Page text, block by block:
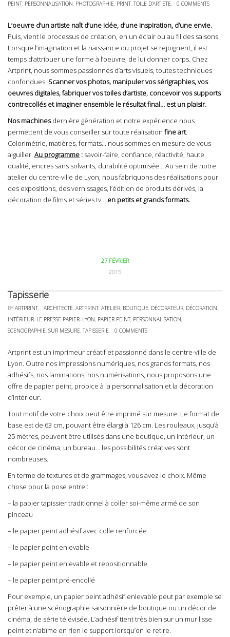
PEINT, PERSONNALISATION, PHOTOGRAPHIE, PRINT, TOILE D'ARTISTE, 0 COMMENTS
L’oeuvre d’un artiste naît d’une idée, d’une inspiration, d’une envie.
Puis, vient le processus de création, en un éclair ou au fil des saisons.
Lorsque l’imagination et la naissance du projet se rejoignent, il est
temps d’attribuer une forme à l’oeuvre, de lui donner corps. Chez
Artprint, nous sommes passionnés d’arts visuels, toutes techniques
confondues. Scanner vos photos, manipuler vos sérigraphies, vos
oeuvres digitales, fabriquer vos toiles d’artiste, concevoir vos supports
contrecollés et imaginer ensemble le résultat final… est un plaisir.
Nos machinesdernière génération et notre expérience nous
permettent de vous conseiller sur toute réalisation fine art.
Colorimétrie, matières, formats… nous sommes en mesure de vous
aiguiller. Au programme : savoir-faire, confiance, réactivité, haute
qualité, encres sans solvants, durabilité optimisée… Au sein de notre
atelier du centre-ville de Lyon, nous fabriquons des réalisations pour
des expositions, des vernissages, l’édition de produits dérivés, la
décoration de films et séries tv… en petits et grands formats.
27 FÉVRIER
2015
Tapisserie
BY ARTPRINT, ARCHITECTE, ARTPRINT, ATELIER, BOUTIQUE, DÉCORATEUR, DÉCORATION,
INTÉRIEUR, LE PRESSE PAPIER, LYON, PAPIER PEINT, PERSONNALISATION,
SCENOGRAPHIE, SUR MESURE, TAPISSERIE, 0 COMMENTS
Artprint est un imprimeur créatif et passionné dans le centre-ville de
Lyon. Outre nos impressions numériques, nos grands formats, nos
adhésifs, nos laminations, nos numérisations, nous proposons une
offre de papier peint, propice à la personnalisation et la décoration
d’intérieur.
Tout motif de votre choix peut être imprimé sur mesure. Le format de
base est de 63 cm, pouvant être élargi à 126 cm. Les rouleaux, jusqu’à
25 mètres, peuvent être utilisés dans une boutique, un intérieur, un
décor de cinéma, un bureau… les possibilités créatives sont
nombreuses.
En terme de textures et de grammages, vous avez le choix. Même
chose pour la pose entre :
– la papier tapissier traditionnel à coller soi-même armé de son
pinceau
– le papier peint adhésif avec colle renforcée
– le papier peint enlevable
– le papier peint enlevable et repositionnable
– le papier peint pré-encollé
Pour exemple, un papier peint adhésif enlevable peut par exemple se
prêter à une scénographie saisonnière de boutique ou un décor de
cinéma, de série télévisée. L’adhésif tient très bien sur un mur lisse
peint et n’abîme en rien le support lorsqu’on le retire.